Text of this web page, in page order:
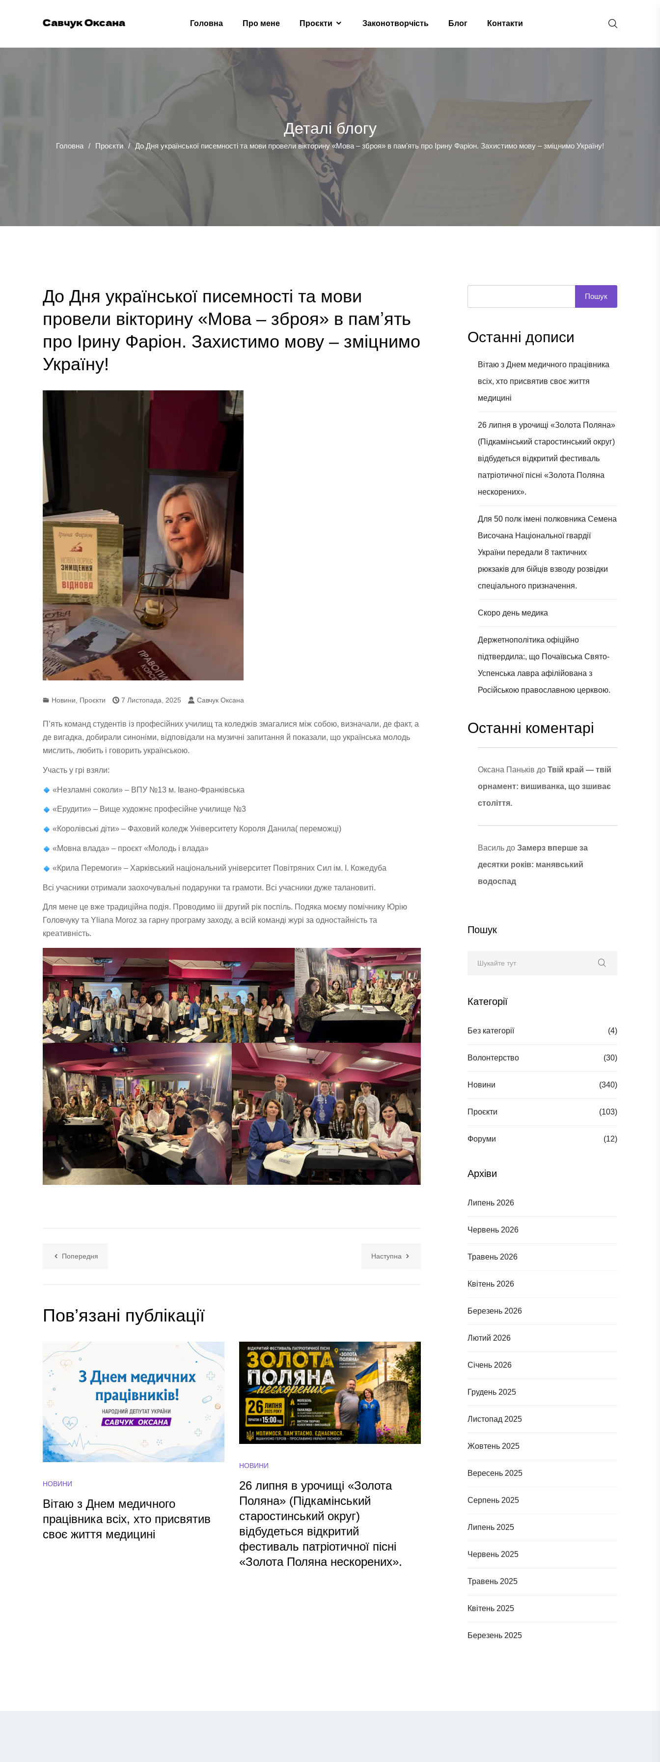
Головна Про мене Проєкти Законотворчість Блог Контакти
Деталі блогу
Головна Проєкти До Дня української писемності та мови провели вікторину «Мова – зброя» в памʼять про Ірину Фаріон. Захистимо мову – зміцнимо Україну!
Пошук
Останні дописи
Вітаю з Днем медичного працівника
всіх, хто присвятив своє життя
медицині
26 липня в урочищі «Золота Поляна»
(Підкамінський старостинський округ)
відбудеться відкритий фестиваль
патріотичної пісні «Золота Поляна
нескорених».
Для 50 полк імені полковника Семена
Височана Національної гвардії
України передали 8 тактичних
рюкзаків для бійців взводу розвідки
спеціального призначення.
Скоро день медика
Держетнополітика офіційно
підтвердила:, що Почаївська Свято-
Успенська лавра афілійована з
Російською православною церквою.
Останні коментарі
Оксана Паньків до Твій край — твій
орнамент: вишиванка, що зшиває
століття.
Васильдо Замерз вперше за
десятки років: манявський
водоспад
Пошук
Категорії
Без категорії (4)
Волонтерство (30)
Новини (340)
Проєкти (103)
Форуми (12)
Архіви
Липень 2026
Червень 2026
Травень 2026
Квітень 2026
Березень 2026
Лютий 2026
Січень 2026
Грудень 2025
Листопад 2025
Жовтень 2025
Вересень 2025
Серпень 2025
Липень 2025
Червень 2025
Травень 2025
Квітень 2025
Березень 2025
До Дня української писемності та мови
провели вікторину «Мова – зброя» в памʼять
про Ірину Фаріон. Захистимо мову – зміцнимо
Україну!
Новини Проєкти 7 Листопада, 2025 Савчук Оксана
П’ять команд студентів із професійних училищ та коледжів змагалися між собою, визначали, де факт, а
де вигадка, добирали синоніми, відповідали на музичні запитання й показали, що українська молодь
мислить, любить і говорить українською.
Участь у грі взяли:
«Незламні соколи» – ВПУ №13 м. Івано-Франківська
«Ерудити» – Вище художнє професійне училище №3
«Королівські діти» – Фаховий коледж Університету Короля Данила( переможці)
«Мовна влада» – проєкт «Молодь і влада»
«Крила Перемоги» – Харківський національний університет Повітряних Сил ім. І. Кожедуба
Всі учасники отримали заохочувальні подарунки та грамоти. Всі учасники дуже талановиті.
Для мене це вже традиційна подія. Проводимо ііі другий рік поспіль. Подяка моєму помічнику Юрію
Головчуку та Yliana Moroz за гарну програму заходу, а всій команді журі за одностайність та
креативність.
Попередня Наступна
Пов’язані публікації
НОВИНИ
Вітаю з Днем медичного
працівника всіх, хто присвятив
своє життя медицині
НОВИНИ
26 липня в урочищі «Золота
Поляна» (Підкамінський
старостинський округ)
відбудеться відкритий
фестиваль патріотичної пісні
«Золота Поляна нескорених».